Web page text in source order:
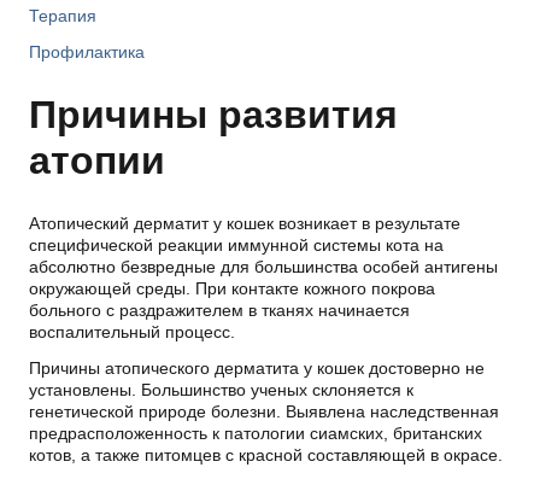
Терапия
Профилактика
Причины развития
атопии
Атопический дерматит у кошек возникает в результате
специфической реакции иммунной системы кота на
абсолютно безвредные для большинства особей антигены
окружающей среды. При контакте кожного покрова
больного с раздражителем в тканях начинается
воспалительный процесс.
Причины атопического дерматита у кошек достоверно не
установлены. Большинство ученых склоняется к
генетической природе болезни. Выявлена наследственная
предрасположенность к патологии сиамских, британских
котов, а также питомцев с красной составляющей в окрасе.